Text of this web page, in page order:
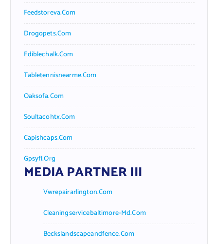
Feedstoreva.com
Drogopets.com
Ediblechalk.com
Tabletennisnearme.com
Oaksofa.com
Soultacohtx.com
Capishcaps.com
Gpsyfl.org
MEDIA PARTNER III
Vwrepairarlington.com
Cleaningservicebaltimore-Md.com
Beckslandscapeandfence.com